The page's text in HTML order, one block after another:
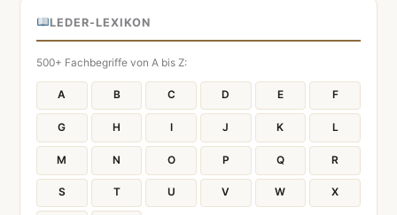
LEDER-LEXIKON
500+ Fachbegriffe von A bis Z:
A B C D E F
G H I J K L
M N O P Q R
S T U V W X